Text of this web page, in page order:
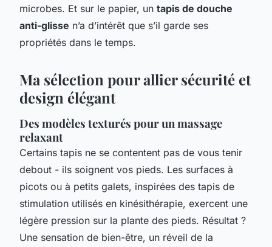
microbes. Et sur le papier, un tapis de douche
anti-glisse n’a d’intérêt que s’il garde ses
propriétés dans le temps.
Ma sélection pour allier sécurité et
design élégant
Des modèles texturés pour un massage
relaxant
Certains tapis ne se contentent pas de vous tenir
debout - ils soignent vos pieds. Les surfaces à
picots ou à petits galets, inspirées des tapis de
stimulation utilisés en kinésithérapie, exercent une
légère pression sur la plante des pieds. Résultat ?
Une sensation de bien-être, un réveil de la